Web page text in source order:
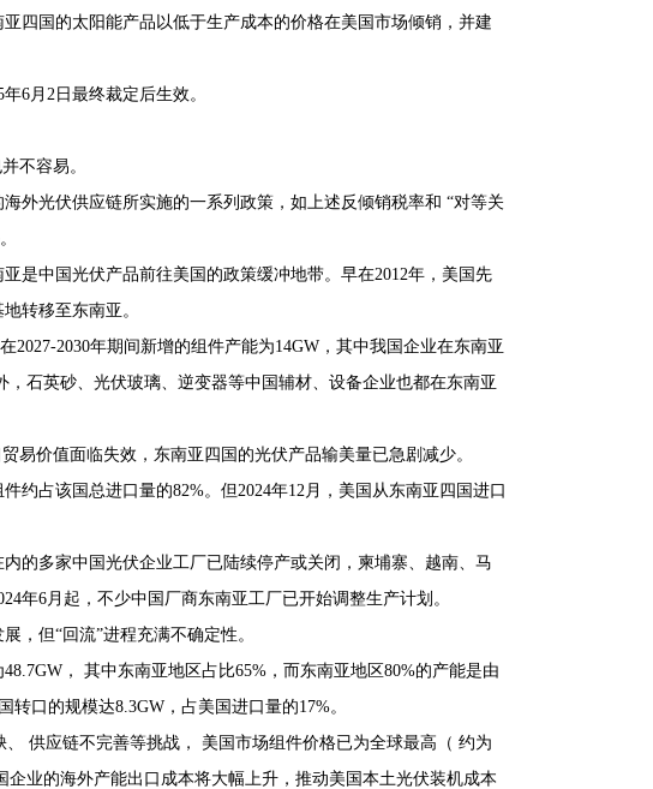
四国的太阳能产品以低于生产成本的价格在美国市场倾销，并建
6月2日最终裁定后生效。
不容易。
外光伏供应链所实施的一系列政策，如上述反倾销税率和 “对等关
是中国光伏产品前往美国的政策缓冲地带。早在2012年，美国先
转移至东南亚。
2030年期间新增的组件产能为14GW，其中我国企业在东南亚
石英砂、光伏玻璃、逆变器等中国辅材、设备企业也都在东南亚
易价值面临失效，东南亚四国的光伏产品输美量已急剧减少。
约占该国总进口量的82%。但2024年12月，美国从东南亚四国进口
的多家中国光伏企业工厂已陆续停产或关闭，柬埔寨、越南、马
年6月起，不少中国厂商东南亚工厂已开始调整生产计划。
，但“回流”进程充满不确定性。
， 其中东南亚地区占比65%，而东南亚地区80%的产能是由
口的规模达8.3GW，占美国进口量的17%。
供应链不完善等挑战， 美国市场组件价格已为全球最高（ 约为
业的海外产能出口成本将大幅上升，推动美国本土光伏装机成本